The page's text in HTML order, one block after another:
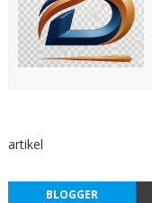
artikel
BLOGGER